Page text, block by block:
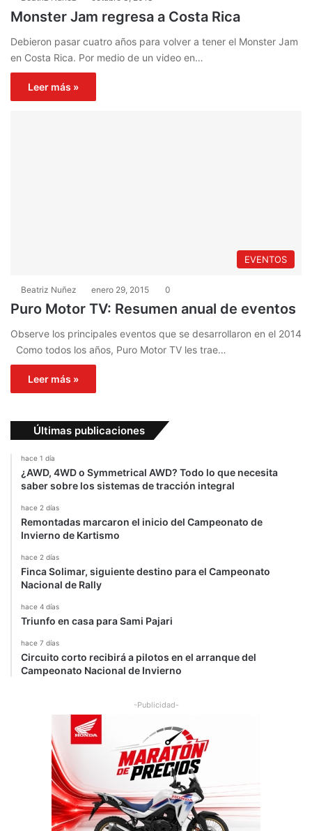
Monster Jam regresa a Costa Rica
Debieron pasar cuatro años para volver a tener el Monster Jam
en Costa Rica. Por medio de un video en…
Leer más »
EVENTOS
Beatriz Nuñez enero 29, 2015 0
Puro Motor TV: Resumen anual de eventos
Observe los principales eventos que se desarrollaron en el 2014
Como todos los años, Puro Motor TV les trae…
Leer más »
Últimas publicaciones
hace 1 día
¿AWD, 4WD o Symmetrical AWD? Todo lo que necesita
saber sobre los sistemas de tracción integral
hace 2 días
Remontadas marcaron el inicio del Campeonato de
Invierno de Kartismo
hace 2 días
Finca Solimar, siguiente destino para el Campeonato
Nacional de Rally
hace 4 días
Triunfo en casa para Sami Pajari
hace 7 días
Circuito corto recibirá a pilotos en el arranque del
Campeonato Nacional de Invierno
-Publicidad-